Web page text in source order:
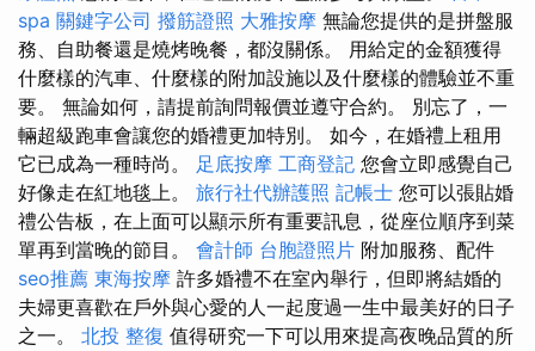
spa 關鍵字公司 撥筋證照 大雅按摩 無論您提供的是拼盤服
務、自助餐還是燒烤晚餐，都沒關係。 用給定的金額獲得
什麼樣的汽車、什麼樣的附加設施以及什麼樣的體驗並不重
要。 無論如何，請提前詢問報價並遵守合約。 別忘了，一
輛超級跑車會讓您的婚禮更加特別。 如今，在婚禮上租用
它已成為一種時尚。 足底按摩 工商登記 您會立即感覺自己
好像走在紅地毯上。 旅行社代辦護照 記帳士 您可以張貼婚
禮公告板，在上面可以顯示所有重要訊息，從座位順序到菜
單再到當晚的節目。 會計師 台胞證照片 附加服務、配件
seo推薦 東海按摩 許多婚禮不在室內舉行，但即將結婚的
夫婦更喜歡在戶外與心愛的人一起度過一生中最美好的日子
之一。 北投 整復 值得研究一下可以用來提高夜晚品質的所